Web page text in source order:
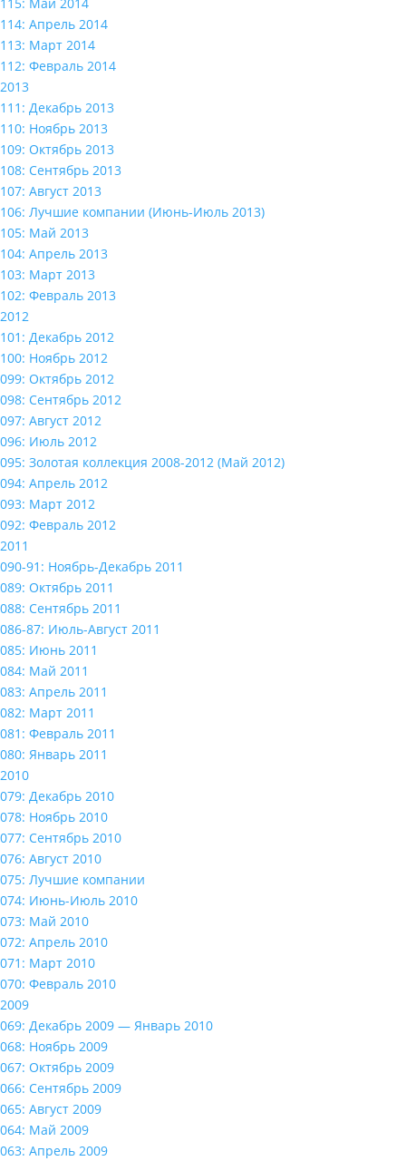
114: Апрель 2014
113: Март 2014
112: Февраль 2014
2013
111: Декабрь 2013
110: Ноябрь 2013
109: Октябрь 2013
108: Сентябрь 2013
107: Август 2013
106: Лучшие компании (Июнь-Июль 2013)
105: Май 2013
104: Апрель 2013
103: Март 2013
102: Февраль 2013
2012
101: Декабрь 2012
100: Ноябрь 2012
099: Октябрь 2012
098: Сентябрь 2012
097: Август 2012
096: Июль 2012
095: Золотая коллекция 2008-2012 (Май 2012)
094: Апрель 2012
093: Март 2012
092: Февраль 2012
2011
090-91: Ноябрь-Декабрь 2011
089: Октябрь 2011
088: Сентябрь 2011
086-87: Июль-Август 2011
085: Июнь 2011
084: Май 2011
083: Апрель 2011
082: Март 2011
081: Февраль 2011
080: Январь 2011
2010
079: Декабрь 2010
078: Ноябрь 2010
077: Сентябрь 2010
076: Август 2010
075: Лучшие компании
074: Июнь-Июль 2010
073: Май 2010
072: Апрель 2010
071: Март 2010
070: Февраль 2010
2009
069: Декабрь 2009 — Январь 2010
068: Ноябрь 2009
067: Октябрь 2009
066: Сентябрь 2009
065: Август 2009
064: Май 2009
063: Апрель 2009